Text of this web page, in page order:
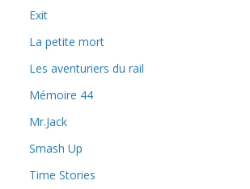
Exit
La petite mort
Les aventuriers du rail
Mémoire 44
Mr.Jack
Smash Up
Time Stories